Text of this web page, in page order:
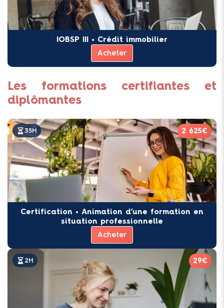
IOBSP III • Crédit immobilier
Acheter
Les formations certifiantes et
diplômantes
35H 2 625€
Certification • Animation d’une formation en
situation professionnelle
Acheter
2H 29€